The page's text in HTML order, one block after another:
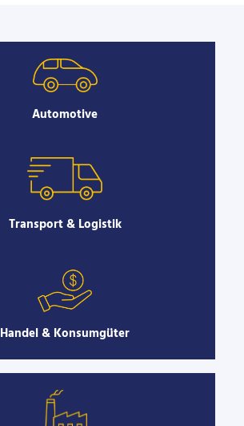
Automotive
Transport & Logistik
Handel & Konsumgüter